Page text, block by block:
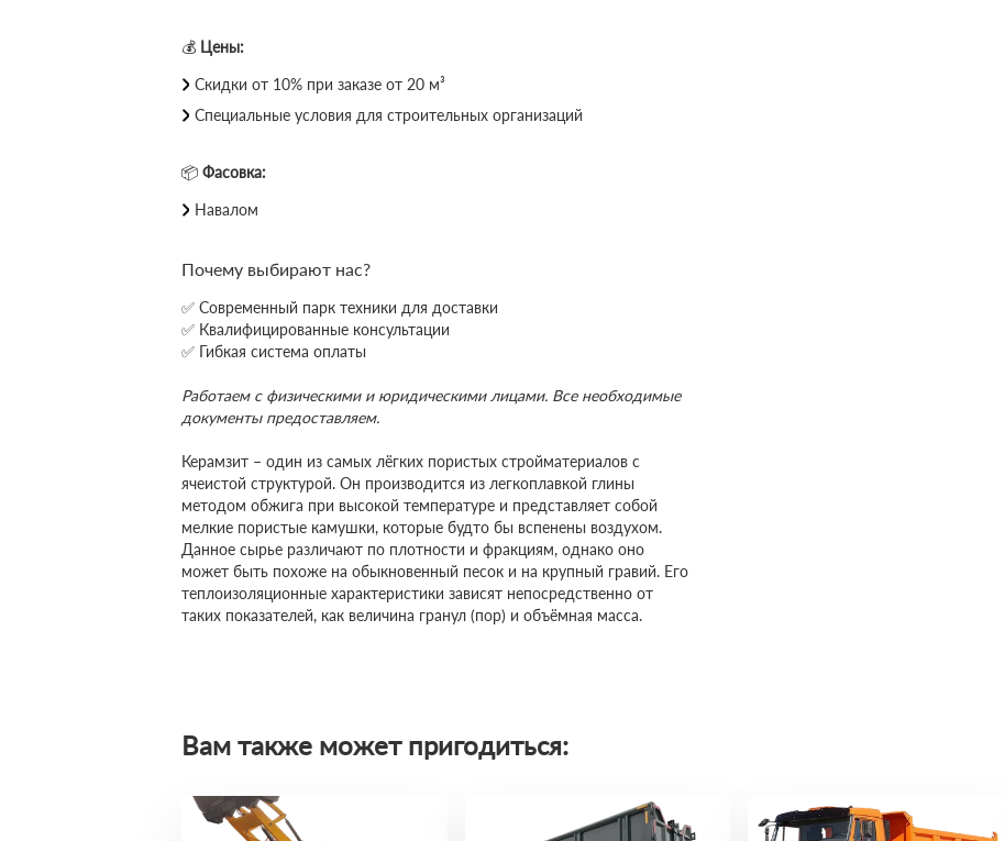
💰 Цены:
Скидки от 10% при заказе от 20 м³
Специальные условия для строительных организаций
📦 Фасовка:
Навалом
Почему выбирают нас?
✅ Современный парк техники для доставки
✅ Квалифицированные консультации
✅ Гибкая система оплаты
Работаем с физическими и юридическими лицами. Все необходимые
документы предоставляем.
Керамзит – один из самых лёгких пористых стройматериалов с
ячеистой структурой. Он производится из легкоплавкой глины
методом обжига при высокой температуре и представляет собой
мелкие пористые камушки, которые будто бы вспенены воздухом.
Данное сырье различают по плотности и фракциям, однако оно
может быть похоже на обыкновенный песок и на крупный гравий. Его
теплоизоляционные характеристики зависят непосредственно от
таких показателей, как величина гранул (пор) и объёмная масса.
Вам также может пригодиться: